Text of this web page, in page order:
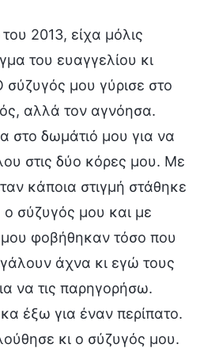
2013, είχα μόλις
του ευαγγελίου κι
σύζυγός μου γύρισε στο
αλλά τον αγνόησα.
στο δωμάτιό μου για να
στις δύο κόρες μου. Με
κάποια στιγμή στάθηκε
σύζυγός μου και με
φοβήθηκαν τόσο που
άχνα κι εγώ τους
να τις παρηγορήσω.
έξω για έναν περίπατο.
κι ο σύζυγός μου.